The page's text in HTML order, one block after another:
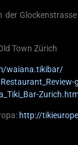
der
Town Zürich
waiana.tikibar/
http://